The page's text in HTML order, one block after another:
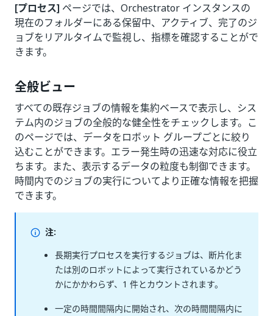
[プロセス] ページでは、Orchestrator インスタンスの
現在のフォルダーにある保留中、アクティブ、完了のジ
ョブをリアルタイムで監視し、指標を確認することがで
きます。
全般ビュー
すべての既存ジョブの情報を集約ベースで表示し、シス
テム内のジョブの全般的な健全性をチェックします。こ
のページでは、データをロボット グループごとに絞り
込むことができます。エラー発生時の迅速な対応に役立
ちます。また、表示するデータの粒度も制御できます。
時間内でのジョブの実行についてより正確な情報を把握
できます。
注:
長期実行プロセスを実行するジョブは、断片化ま
たは別のロボットによって実行されているかどう
かにかかわらず、1 件とカウントされます。
一定の時間間隔内に開始され、次の時間間隔内に